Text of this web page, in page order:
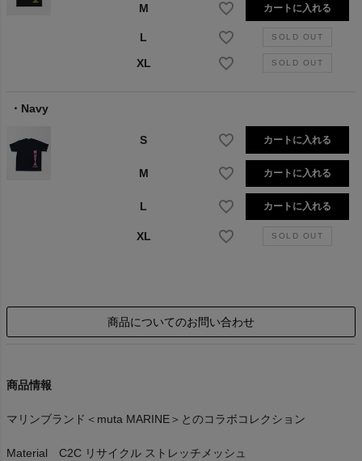
M カートに入れる
L
XL
Navy
S カートに入れる
M カートに入れる
L カートに入れる
XL
商品についてのお問い合わせ
商品情報
マリンブランド＜muta MARINE＞とのコラボコレクション
Material C2C リサイクル ストレッチメッシュ